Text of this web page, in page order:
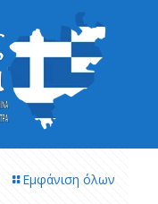
Εμφάνιση όλων